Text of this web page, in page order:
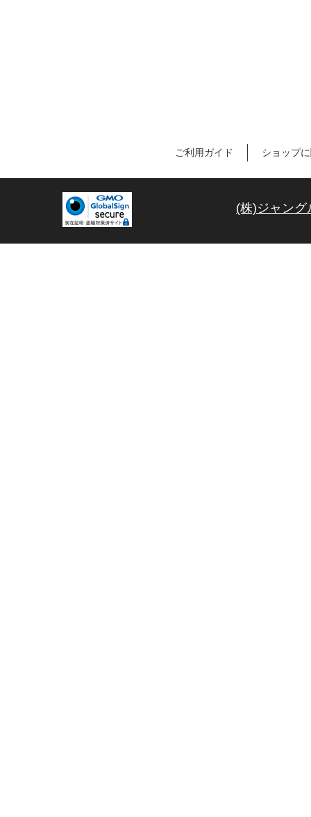
ご利用ガイド ショップ
(株)ジャング